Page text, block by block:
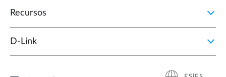
Recursos
D‑Link